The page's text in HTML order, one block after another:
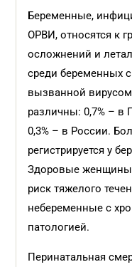
Беременные,
ОРВИ, относятся к
осложнений и
среди беременных
вызванной вирусом
различны: 0,7% – в
0,3% – в России.
регистрируется у
Здоровые женщины
риск тяжелого
небеременные с
патологией.
Перинатальная